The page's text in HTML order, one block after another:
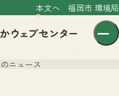
本文へ 福岡市 環境局
ニュース